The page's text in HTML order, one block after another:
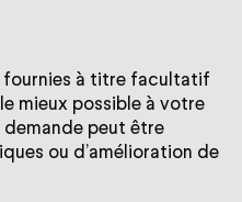
fournies à titre facultatif
mieux possible à votre
demande peut être
ou d’amélioration de